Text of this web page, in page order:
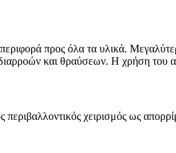
προς όλα τα υλικά.
και θραύσεων. Η χρήση
χειρισμός ως